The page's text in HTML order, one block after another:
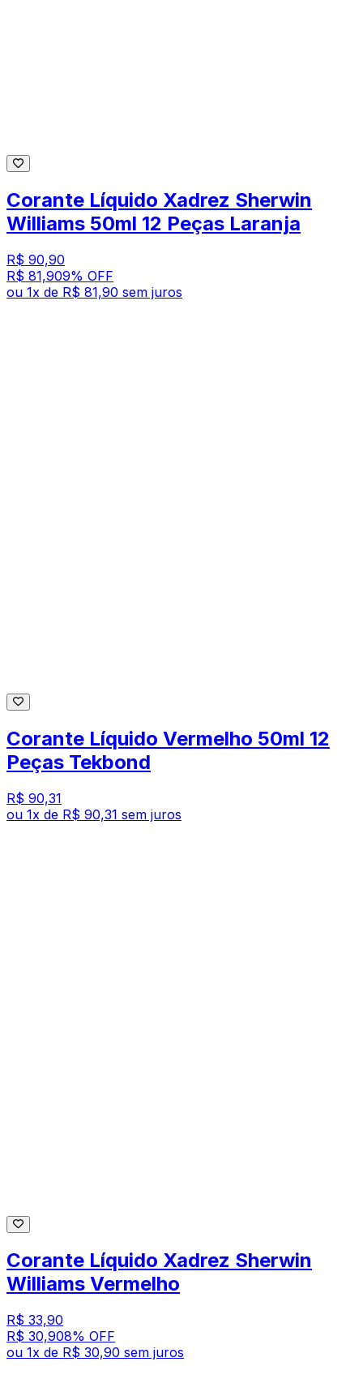
Corante Líquido Xadrez Sherwin
Williams 50ml 12 Peças Laranja
R$ 90,90
R$ 81,909% OFF
ou 1x de R$ 81,90 sem juros
Corante Líquido Vermelho 50ml 12
Peças Tekbond
R$ 90,31
ou 1x de R$ 90,31 sem juros
Corante Líquido Xadrez Sherwin
Williams Vermelho
R$ 33,90
R$ 30,908% OFF
ou 1x de R$ 30,90 sem juros